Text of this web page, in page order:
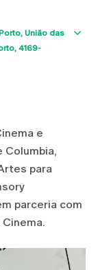
União das
4169-
e
Columbia,
para
parceria com